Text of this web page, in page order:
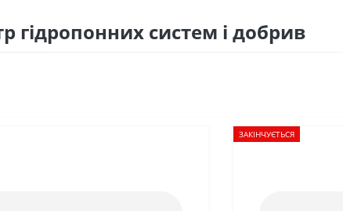
систем і добрив
ЗАКІНЧУЄТЬСЯ